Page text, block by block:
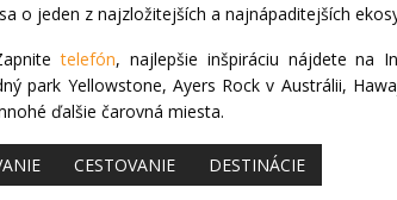
o jeden z najzložitejších a najnápaditejších
telefón, najlepšie inšpiráciu nájdete na
park Yellowstone, Ayers Rock v Austrálii,
ďalšie čarovná miesta.
CESTOVANIE DESTINÁCIE